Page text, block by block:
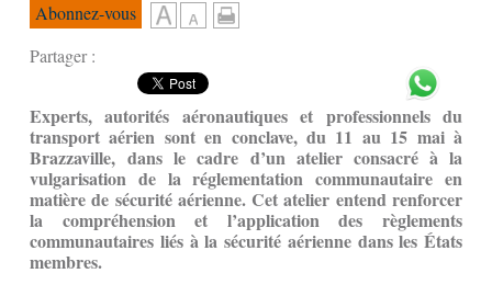
Abonnez-vous
Partager :
Experts, autorités aéronautiques et professionnels du
transport aérien sont en conclave, du 11 au 15 mai à
Brazzaville, dans le cadre d’un atelier consacré à la
vulgarisation de la réglementation communautaire en
matière de sécurité aérienne. Cet atelier entend renforcer
la compréhension et l’application des règlements
communautaires liés à la sécurité aérienne dans les États
membres.